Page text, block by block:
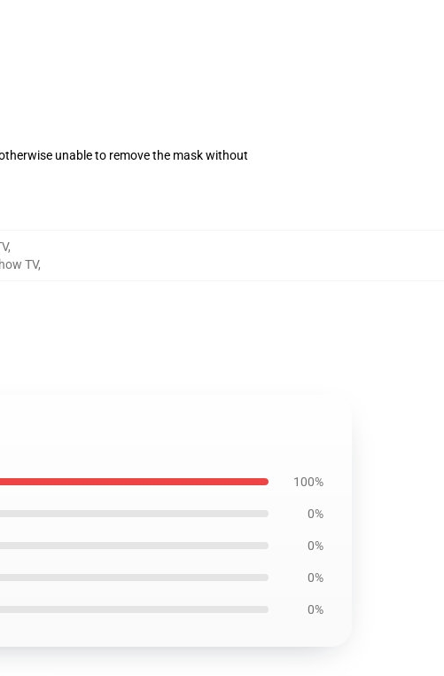
unable to remove the mask without
,
TV,
100%
0%
0%
0%
0%